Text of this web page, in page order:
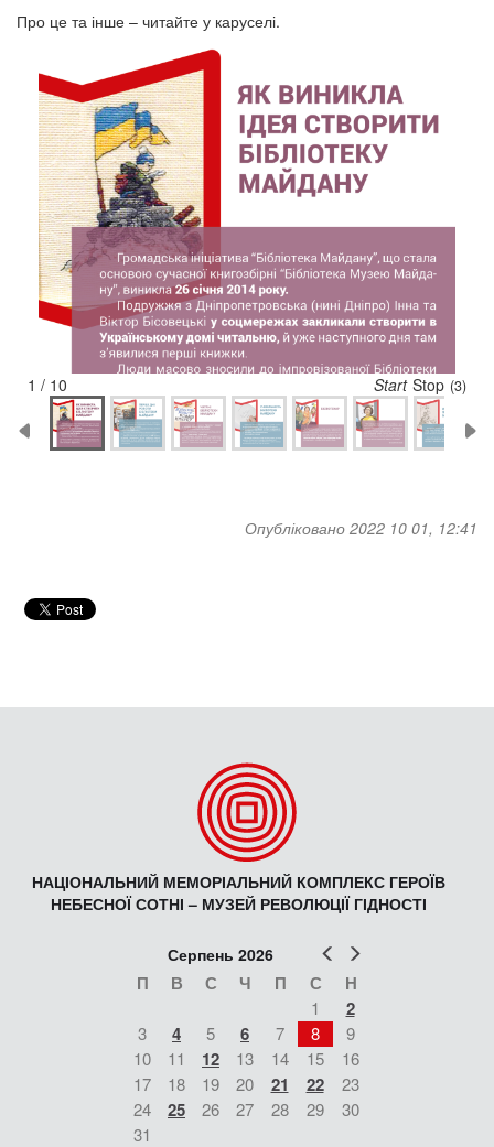
Про це та інше – читайте у каруселі.
1 / 10 Start Stop (2)
Опубліковано 2022 10 01, 12:41
НАЦІОНАЛЬНИЙ МЕМОРІАЛЬНИЙ КОМПЛЕКС ГЕРОЇВ
НЕБЕСНОЇ СОТНІ – МУЗЕЙ РЕВОЛЮЦІЇ ГІДНОСТІ
Попер
Серпень 2026
П В С Ч П С Н
1 2
3 4 5 6 7 8
9
10
11 12 13 14 15
16
17
18 19 20 21 22
23
24
25 26 27 28 29
30
31